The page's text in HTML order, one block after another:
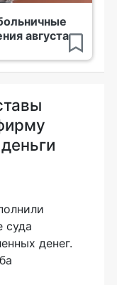
августа
суда
денег.